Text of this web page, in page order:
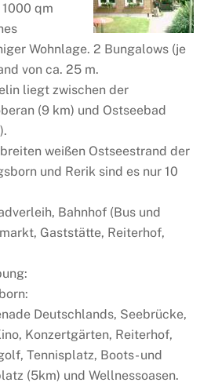
qm
Wohnlage. 2 Bungalows (je
von ca. 25 m.
liegt zwischen der
(9 km) und Ostseebad
weißen Ostseestrand der
und Rerik sind es nur 10
Bahnhof (Bus und
Gaststätte, Reiterhof,
Deutschlands, Seebrücke,
Konzertgärten, Reiterhof,
Tennisplatz, Boots- und
(5km) und Wellnessoasen.